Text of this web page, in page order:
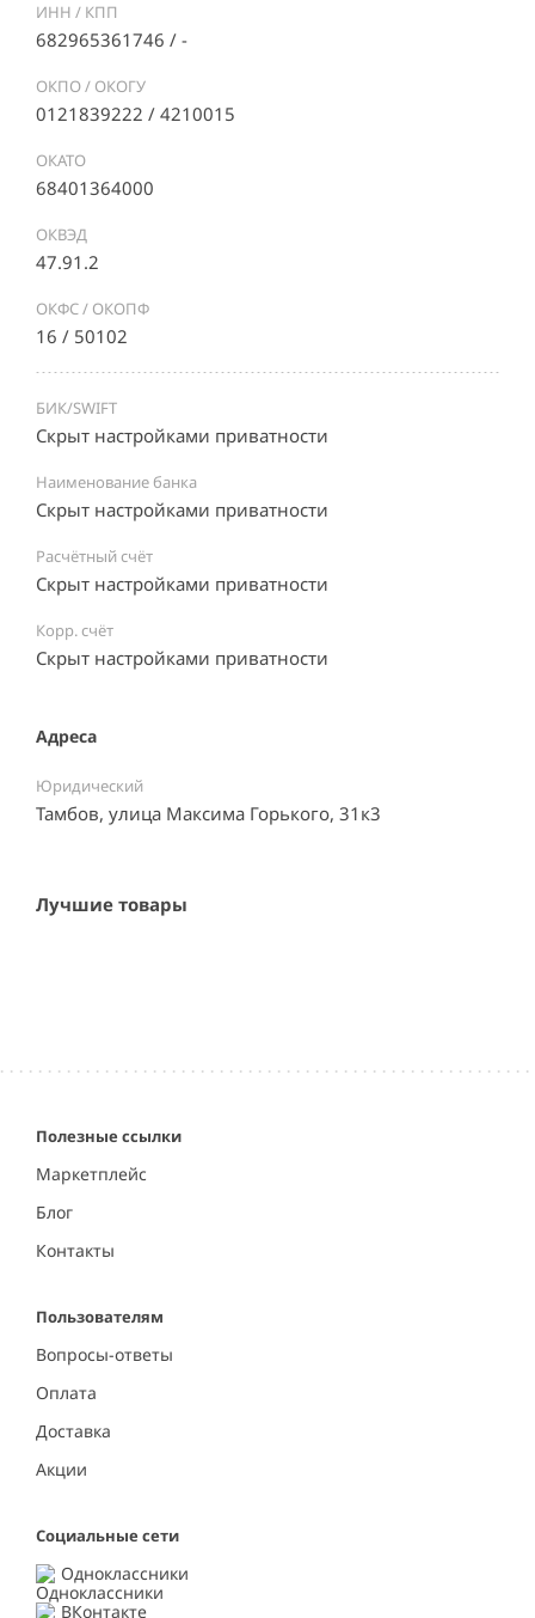
ИНН / КПП
682965361746 / -
ОКПО / ОКОГУ
0121839222 / 4210015
ОКАТО
68401364000
ОКВЭД
47.91.2
ОКФС / ОКОПФ
16 / 50102
БИК/SWIFT
Скрыт настройками приватности
Наименование банка
Скрыт настройками приватности
Расчётный счёт
Скрыт настройками приватности
Корр. счёт
Скрыт настройками приватности
Адреса
Юридический
Тамбов, улица Максима Горького, 31к3
Лучшие товары
Полезные ссылки
Маркетплейс
Блог
Контакты
Пользователям
Вопросы-ответы
Оплата
Доставка
Акции
Социальные сети
Одноклассники
ВКонтакте